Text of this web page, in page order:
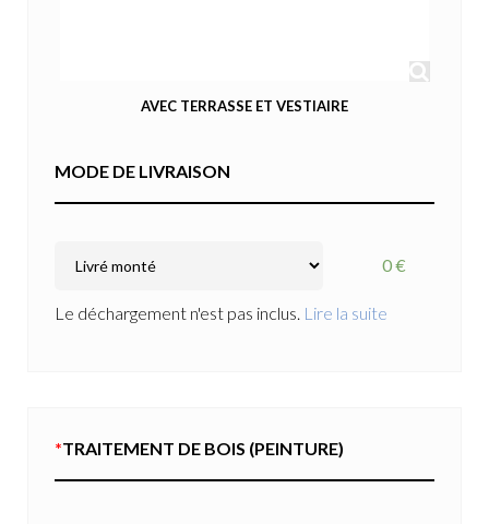
AVEC TERRASSE ET VESTIAIRE
MODE DE LIVRAISON
0 €
Le déchargement n'est pas inclus. Lire la suite
*TRAITEMENT DE BOIS (PEINTURE)